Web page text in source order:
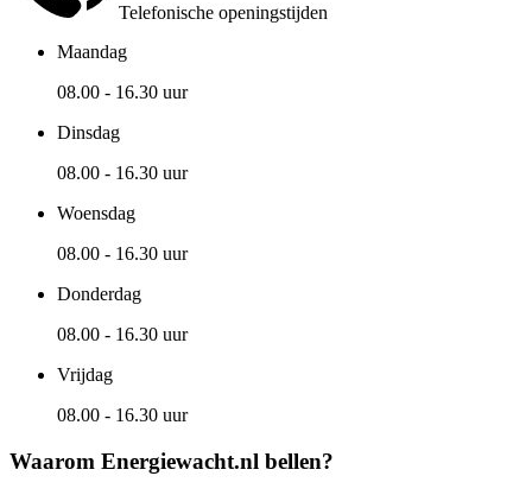
Telefonische openingstijden
Maandag
08.00 - 16.30 uur
Dinsdag
08.00 - 16.30 uur
Woensdag
08.00 - 16.30 uur
Donderdag
08.00 - 16.30 uur
Vrijdag
08.00 - 16.30 uur
Waarom Energiewacht.nl bellen?